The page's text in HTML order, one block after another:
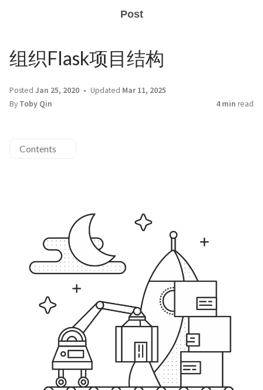
Post
组织Flask项目结构
Posted Jan 25, 2020 Updated Mar 11, 2025
By Toby Qin 4 min read
Contents